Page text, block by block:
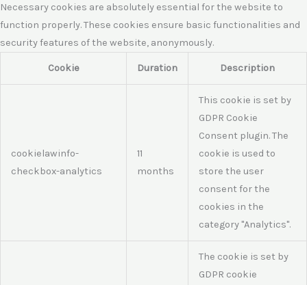
Necessary cookies are absolutely essential for the website to
function properly. These cookies ensure basic functionalities and
security features of the website, anonymously.
Cookie Duration Description
cookielawinfo-
checkbox-analytics
11
months
This cookie is set by
GDPR Cookie
Consent plugin. The
cookie is used to
store the user
consent for the
cookies in the
category "Analytics".
The cookie is set by
GDPR cookie